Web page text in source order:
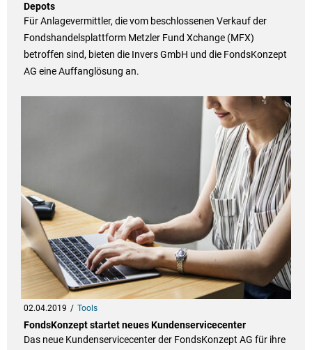
Depots
Für Anlagevermittler, die vom beschlossenen Verkauf der
Fondshandelsplattform Metzler Fund Xchange (MFX)
betroffen sind, bieten die Invers GmbH und die FondsKonzept
AG eine Auffanglösung an.
02.04.2019 Tools
FondsKonzept startet neues Kundenservicecenter
Das neue Kundenservicecenter der FondsKonzept AG für ihre